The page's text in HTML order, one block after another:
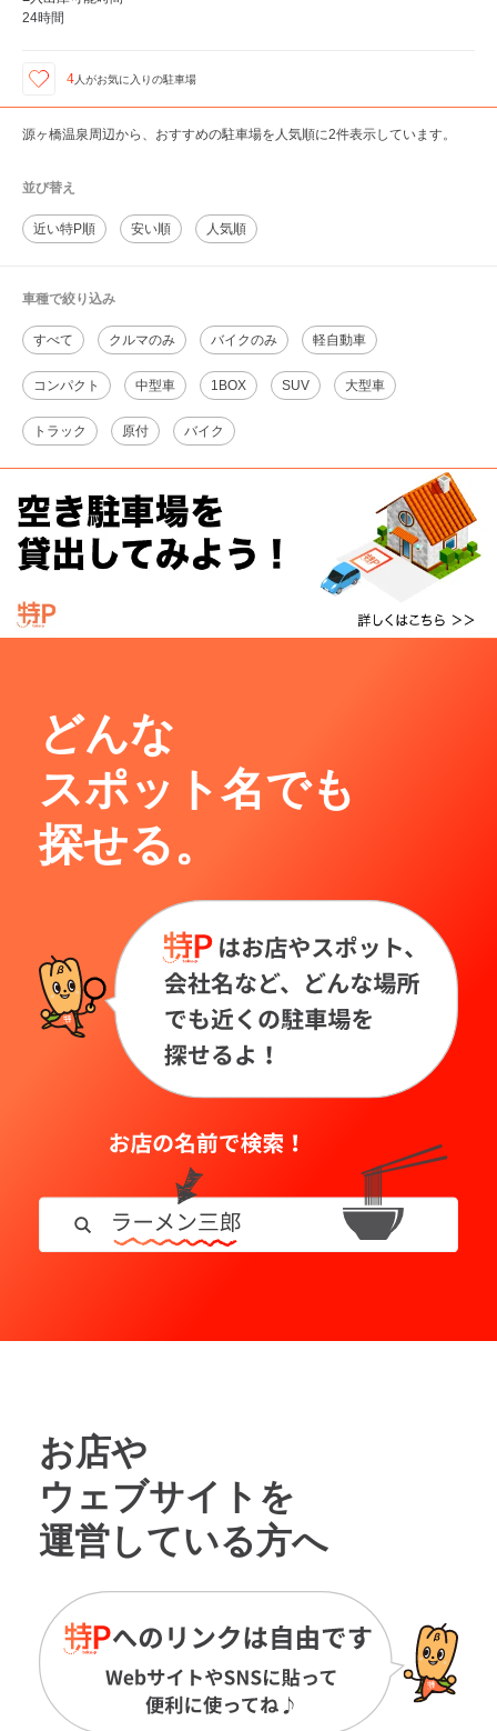
24時間
4 人がお気に入りの駐車場
源ヶ橋温泉周辺から、おすすめの駐車場を人気順に2件表示しています。
並び替え
近い特P順 安い順 人気順
車種で絞り込み
すべて クルマのみ バイクのみ 軽自動車
コンパクト 中型車 1BOX SUV 大型車
トラック 原付 バイク
どんな
スポット名でも
探せる。
お店や
ウェブサイトを
運営している方へ